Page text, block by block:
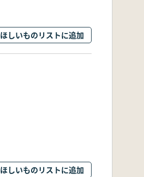
ほしいものリストに追加
ほしいものリストに追加